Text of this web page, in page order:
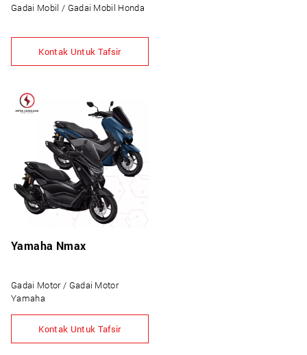
Gadai Mobil / Gadai Mobil Honda
Kontak Untuk Tafsir
Yamaha Nmax
Gadai Motor / Gadai Motor
Yamaha
Kontak Untuk Tafsir